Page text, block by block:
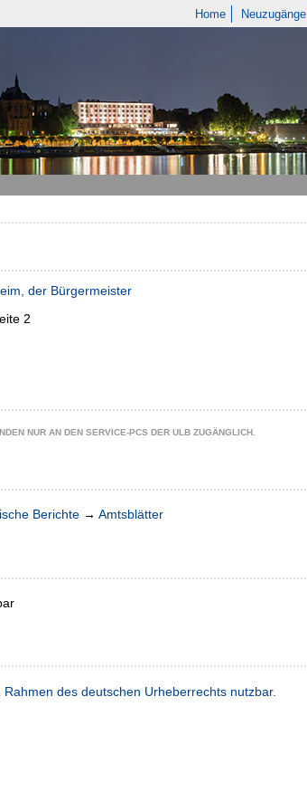
Home Neuzugänge
der Bürgermeister
2
NUR AN DEN SERVICE-PCS DER ULB ZUGÄNGLICH.
Berichte → Amtsblätter
des deutschen Urheberrechts nutzbar.